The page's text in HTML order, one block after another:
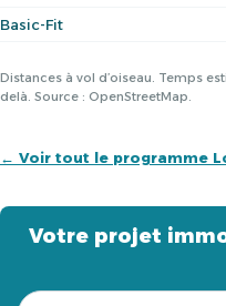
Basic-Fit
Distances à vol d’oiseau. Temps
delà. Source : OpenStreetMap.
← Voir tout le programme
Votre projet